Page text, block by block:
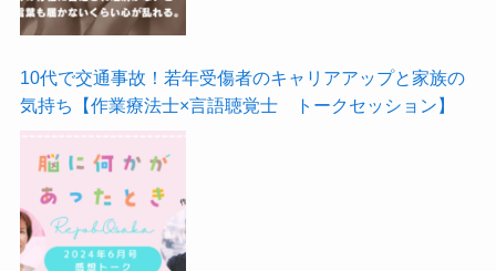
10代で交通事故！若年受傷者のキャリアアップと家族の
気持ち【作業療法士×言語聴覚士 トークセッション】